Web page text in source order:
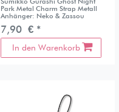
Park Metal Charm Strap Metall
Anhänger: Neko & Zassou
7,90 € *
In den Warenkorb